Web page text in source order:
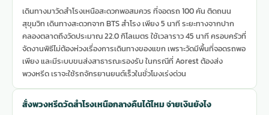
เดินทางมาวัดสำโรงเหนือสะดวกพอสมควร ที่จอดรถ 100 คัน ติดถนน
สุขุมวิท เดินทางสะดวกจาก BTS สำโรง เพียง 5 นาที ระยะทางจากปาก
คลองตลาดถึงวัดประมาณ 22.0 กิโลเมตร ใช้เวลาราว 45 นาที ครอบครัวที่
จัดงานพิธีไม่ต้องห่วงเรื่องการเดินทางของแขก เพราะวัดมีพื้นที่จอดรถพอ
เพียง และมีระบบขนส่งสาธารณะรองรับ ในกรณีที่ Aorest ต้องส่ง
พวงหรีด เราจะใช้รถจักรยานยนต์เร็วในชั่วโมงเร่งด่วน
สั่งพวงหรีดวัดสำโรงเหนือกลางคืนได้ไหม จ่ายเงินยังไง